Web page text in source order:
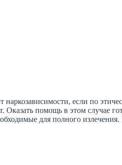
если по
Оказать помощь в этом случае
для полного